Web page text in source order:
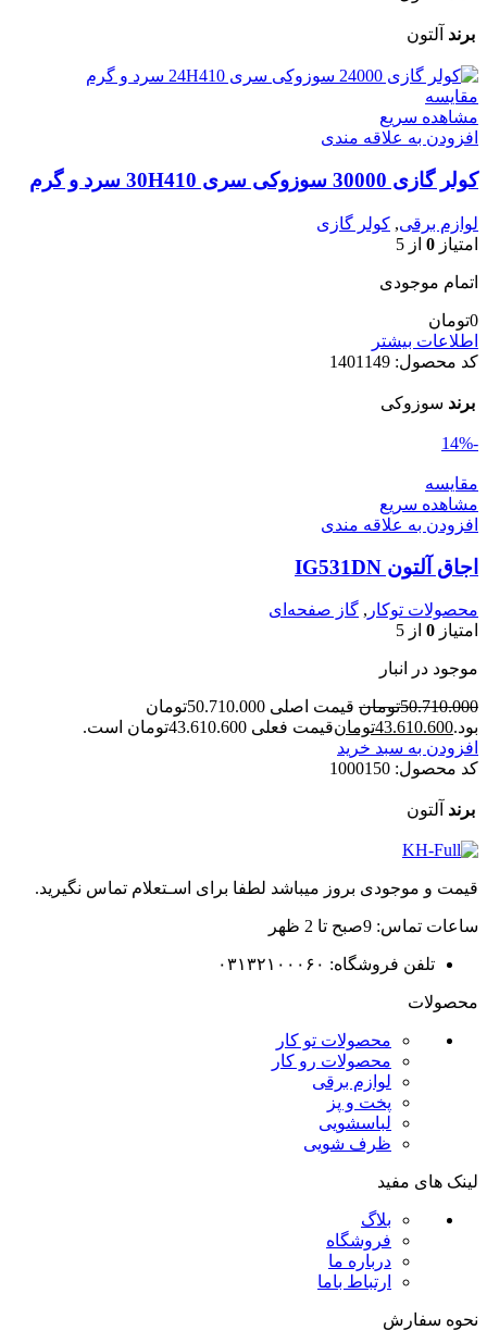
برند آلتون
مقایسه
مشاهده سریع
افزودن به علاقه مندی
کولر گازی 30000 سوزوکی سری 30H410 سرد و گرم
لوازم برقی, کولر گازی
امتیاز 0 از 5
اتمام موجودی
0تومان
اطلاعات بیشتر
کد محصول: 1401149
برند سوزوکی
-14%
مقایسه
مشاهده سریع
افزودن به علاقه مندی
اجاق آلتون IG531DN
محصولات توکار , گاز صفحه‌ای
امتیاز 0 از 5
موجود در انبار
50.710.000تومان
قیمت اصلی 50.710.000تومان
بود.43.610.600تومانقیمت فعلی 43.610.600تومان است.
افزودن به سبد خرید
کد محصول: 1000150
برند آلتون
قیمت و موجودی بروز میباشد لطفا برای اسـتعلام تماس نگیرید.
ساعات تماس: 9صبح تا 2 ظهر
تلفن فروشگاه: ۰۳۱۳۲۱۰۰۰۶۰
محصولات
محصولات تو کار
محصولات رو کار
لوازم برقی
پخت و پز
لباسشویی
ظرف شویی
لینک های مفید
بلاگ
فروشگاه
درباره ما
ارتباط باما
نحوه سفارش